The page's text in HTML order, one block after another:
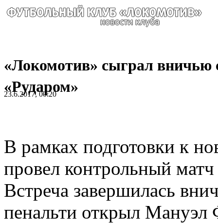
«Локомотив» сыграл вничью
«Рударом»
23.6.2017, 00:20
В рамках подготовки к
провел контрольный
Встреча завершилась
пенальти открыл